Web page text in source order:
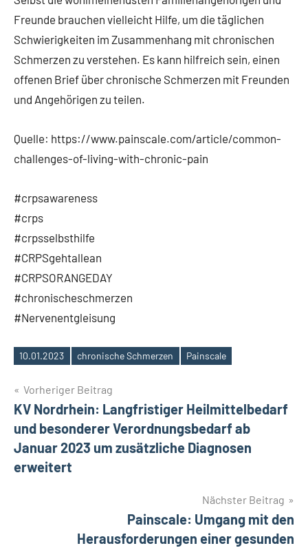
Freunde brauchen vielleicht Hilfe, um die täglichen
Schwierigkeiten im Zusammenhang mit chronischen
Schmerzen zu verstehen. Es kann hilfreich sein, einen
offenen Brief über chronische Schmerzen mit Freunden
und Angehörigen zu teilen.
Quelle: https://www.painscale.com/article/common-
challenges-of-living-with-chronic-pain
#crpsawareness
#crps
#crpsselbsthilfe
#CRPSgehtallean
#CRPSORANGEDAY
#chronischeschmerzen
#Nervenentgleisung
Schlagwörter
10.01.2023 chronische Schmerzen Painscale
Beitragsnavigation
Vorheriger Beitrag
KV Nordrhein: Langfristiger Heilmittelbedarf
und besonderer Verordnungsbedarf ab
Januar 2023 um zusätzliche Diagnosen
erweitert
Nächster Beitrag
Painscale: Umgang mit den
Herausforderungen einer gesunden